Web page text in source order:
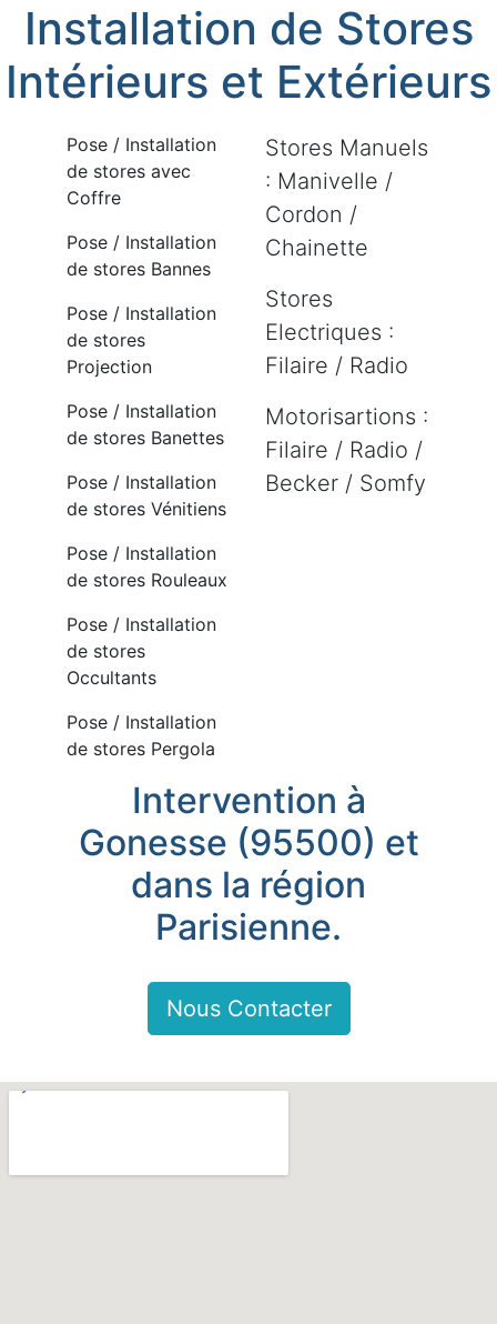
Installation de Stores
Intérieurs et Extérieurs
Pose / Installation
de stores avec
Coffre
Pose / Installation
de stores Bannes
Pose / Installation
de stores
Projection
Pose / Installation
de stores Banettes
Pose / Installation
de stores Vénitiens
Pose / Installation
de stores Rouleaux
Pose / Installation
de stores
Occultants
Pose / Installation
de stores Pergola
Stores Manuels
: Manivelle /
Cordon /
Chainette
Stores
Electriques :
Filaire / Radio
Motorisartions :
Filaire / Radio /
Becker / Somfy
Intervention à
Gonesse (95500) et
dans la région
Parisienne.
Nous Contacter